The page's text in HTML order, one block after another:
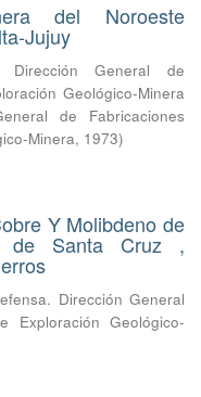
del Noroeste
Jujuy
Dirección General de
Geológico-Minera
de Fabricaciones
Minera, 1973)
Y Molibdeno de
de Santa Cruz ,
Dirección General
Exploración Geológico-